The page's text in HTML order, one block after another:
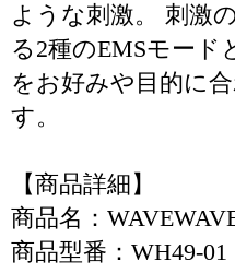
ような刺激。 刺激
る2種のEMSモード
をお好みや目的に
す。
【商品詳細】
商品名：
商品型番：WH49-01